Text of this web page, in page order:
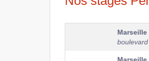
Marseille